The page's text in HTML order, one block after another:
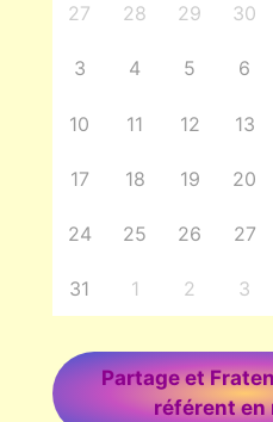
27 28 29 30
3 4 5 6
10 11 12 13
17 18 19 20
24 25 26 27
31 1 2 3
Partage et
référent en